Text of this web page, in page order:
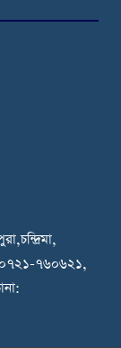
০৭২১-৭৬০৬২১,